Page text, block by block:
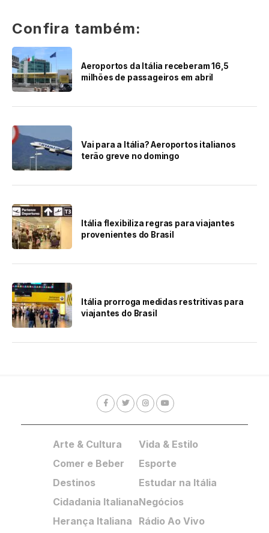
Confira também:
Aeroportos da Itália receberam 16,5
milhões de passageiros em abril
Vai para a Itália? Aeroportos italianos
terão greve no domingo
Itália flexibiliza regras para viajantes
provenientes do Brasil
Itália prorroga medidas restritivas para
viajantes do Brasil
Arte & Cultura
Comer e Beber
Destinos
Cidadania Italiana
Herança Italiana
Vida & Estilo
Esporte
Estudar na Itália
Negócios
Rádio Ao Vivo